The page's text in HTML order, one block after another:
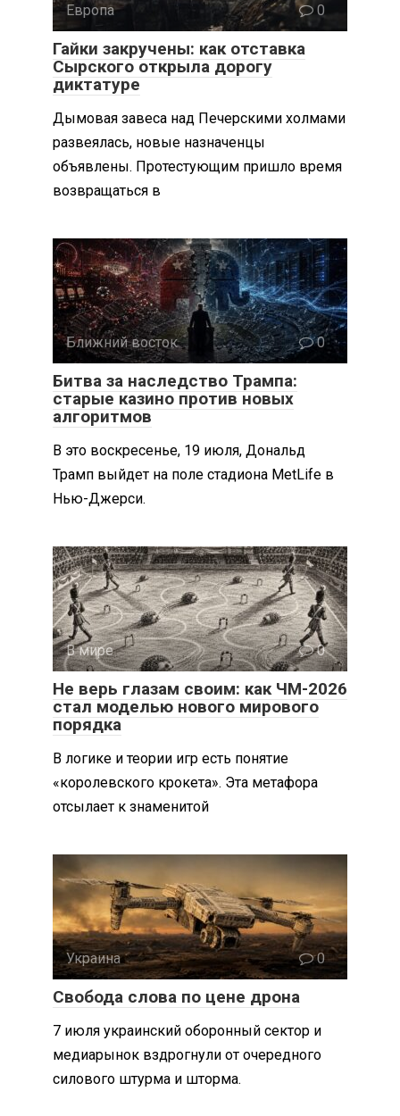
Европа 0
Гайки закручены: как отставка
Сырского открыла дорогу
диктатуре
Дымовая завеса над Печерскими холмами
развеялась, новые назначенцы
объявлены. Протестующим пришло время
возвращаться в
Ближний восток 0
Битва за наследство Трампа:
старые казино против новых
алгоритмов
В это воскресенье, 19 июля, Дональд
Трамп выйдет на поле стадиона MetLife в
Нью-Джерси.
В мире 0
Не верь глазам своим: как ЧМ-2026
стал моделью нового мирового
порядка
В логике и теории игр есть понятие
«королевского крокета». Эта метафора
отсылает к знаменитой
Украина 0
Свобода слова по цене дрона
7 июля украинский оборонный сектор и
медиарынок вздрогнули от очередного
силового штурма и шторма.